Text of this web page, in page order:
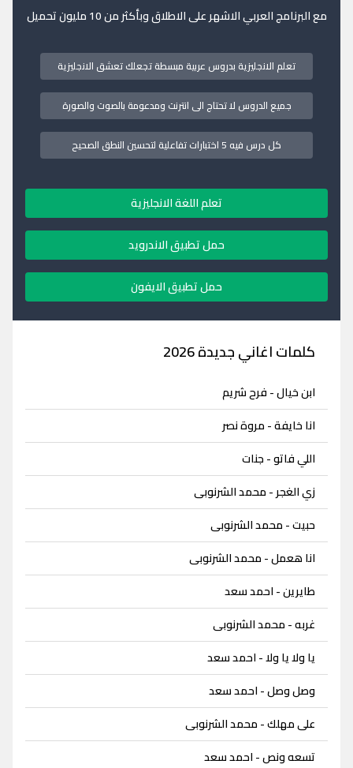
مع البرنامج العربي الاشهر على الاطلاق وبأكثر من 10 مليون تحميل
تعلم الانجليزية بدروس عربية مبسطة تجعلك تعشق الانجليزية
جميع الدروس لا تحتاج الى انترنت ومدعومة بالصوت والصورة
كل درس فيه 5 اختبارات تفاعلية لتحسين النطق الصحيح
تعلم اللغة الانجليزية
حمل تطبيق الاندرويد
حمل تطبيق الايفون
كلمات اغاني جديدة 2026
ابن خيال - فرح شريم
انا خايفة - مروة نصر
اللي فاتو - جنات
زي الغجر - محمد الشرنوبى
حبيت - محمد الشرنوبى
انا هعمل - محمد الشرنوبى
طايرين - احمد سعد
غربه - محمد الشرنوبى
يا ولا يا ولا - احمد سعد
وصل وصل - احمد سعد
على مهلك - محمد الشرنوبى
تسعه ونص - احمد سعد